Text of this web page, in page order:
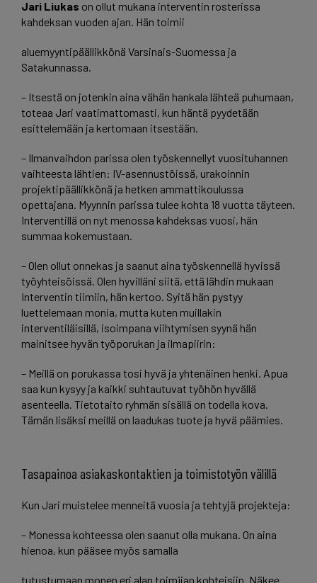
Jari Liukas on ollut mukana interventin rosterissa
kahdeksan vuoden ajan. Hän toimii
aluemyyntipäällikkönä Varsinais-Suomessa ja
Satakunnassa.
– Itsestä on jotenkin aina vähän hankala lähteä puhumaan,
toteaa Jari vaatimattomasti, kun häntä pyydetään
esittelemään ja kertomaan itsestään.
– Ilmanvaihdon parissa olen työskennellyt vuosituhannen
vaihteesta lähtien: IV-asennustöissä, urakoinnin
projektipäällikkönä ja hetken ammattikoulussa
opettajana. Myynnin parissa tulee kohta 18 vuotta täyteen.
Interventillä on nyt menossa kahdeksas vuosi, hän
summaa kokemustaan.
– Olen ollut onnekas ja saanut aina työskennellä hyvissä
työyhteisöissä. Olen hyvilläni siitä, että lähdin mukaan
Interventin tiimiin, hän kertoo. Syitä hän pystyy
luettelemaan monia, mutta kuten muillakin
interventiläisillä, isoimpana viihtymisen syynä hän
mainitsee hyvän työporukan ja ilmapiirin:
– Meillä on porukassa tosi hyvä ja yhtenäinen henki. Apua
saa kun kysyy ja kaikki suhtautuvat työhön hyvällä
asenteella. Tietotaito ryhmän sisällä on todella kova.
Tämän lisäksi meillä on laadukas tuote ja hyvä päämies.
Tasapainoa asiakaskontaktien ja toimistotyön välillä
Kun Jari muistelee menneitä vuosia ja tehtyjä projekteja:
– Monessa kohteessa olen saanut olla mukana. On aina
hienoa, kun pääsee myös samalla
tutustumaan monen eri alan toimijan kohteisiin. Näkee